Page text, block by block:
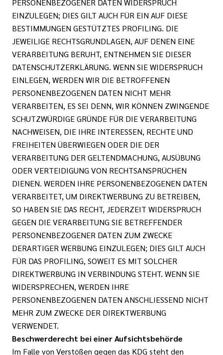
PERSONENBEZOGENER DATEN WIDERSPRUCH
EINZULEGEN; DIES GILT AUCH FÜR EIN AUF DIESE
BESTIMMUNGEN GESTÜTZTES PROFILING. DIE
JEWEILIGE RECHTSGRUNDLAGEN, AUF DENEN EINE
VERARBEITUNG BERUHT, ENTNEHMEN SIE DIESER
DATENSCHUTZERKLÄRUNG. WENN SIE WIDERSPRUCH
EINLEGEN, WERDEN WIR DIE BETROFFENEN
PERSONENBEZOGENEN DATEN NICHT MEHR
VERARBEITEN, ES SEI DENN, WIR KÖNNEN ZWINGENDE
SCHUTZWÜRDIGE GRÜNDE FÜR DIE VERARBEITUNG
NACHWEISEN, DIE IHRE INTERESSEN, RECHTE UND
FREIHEITEN ÜBERWIEGEN ODER DIE DER
VERARBEITUNG DER GELTENDMACHUNG, AUSÜBUNG
ODER VERTEIDIGUNG VON RECHTSANSPRÜCHEN
DIENEN. WERDEN IHRE PERSONENBEZOGENEN DATEN
VERARBEITET, UM DIREKTWERBUNG ZU BETREIBEN,
SO HABEN SIE DAS RECHT, JEDERZEIT WIDERSPRUCH
GEGEN DIE VERARBEITUNG SIE BETREFFENDER
PERSONENBEZOGENER DATEN ZUM ZWECKE
DERARTIGER WERBUNG EINZULEGEN; DIES GILT AUCH
FÜR DAS PROFILING, SOWEIT ES MIT SOLCHER
DIREKTWERBUNG IN VERBINDUNG STEHT. WENN SIE
WIDERSPRECHEN, WERDEN IHRE
PERSONENBEZOGENEN DATEN ANSCHLIESSEND NICHT
MEHR ZUM ZWECKE DER DIREKTWERBUNG
VERWENDET.
Beschwerderecht bei einer Aufsichtsbehörde
Im Falle von Verstößen gegen das KDG steht den